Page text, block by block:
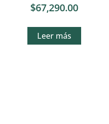
$67,290.00
Leer más